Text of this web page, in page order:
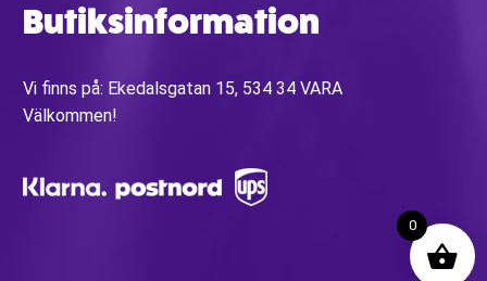
Butiksinformation
Vi finns på: Ekedalsgatan 15, 534 34 VARA
Välkommen!
0